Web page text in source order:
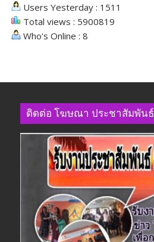
Users Yesterday : 1511
Total views : 5900819
Who's Online : 8
ติดต่อ​ โฆษณา​ ประชาสัมพันธ์